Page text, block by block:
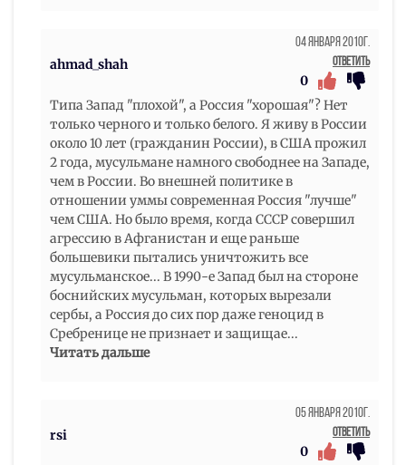
ahmad_shah
04 Января 2010г.
Ответить
0
Типа Запад "плохой", а Россия "хорошая"? Нет
только черного и только белого. Я живу в России
около 10 лет (гражданин России), в США прожил
2 года, мусульмане намного свободнее на Западе,
чем в России. Во внешней политике в
отношении уммы современная Россия "лучше"
чем США. Но было время, когда СССР совершил
агрессию в Афганистан и еще раньше
большевики пытались уничтожить все
мусульманское... В 1990-е Запад был на стороне
боснийских мусульман, которых вырезали
сербы, а Россия до сих пор даже геноцид в
Сребренице не признает и защищае...
Читать дальше
rsi
05 Января 2010г.
Ответить
0